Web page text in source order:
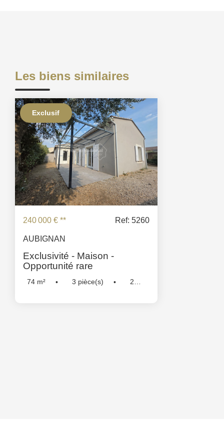
Les biens similaires
Exclusif
240 000 € ** Ref: 5260
AUBIGNAN
Exclusivité - Maison -
Opportunité rare
74 m² 3 pièce(s)
2